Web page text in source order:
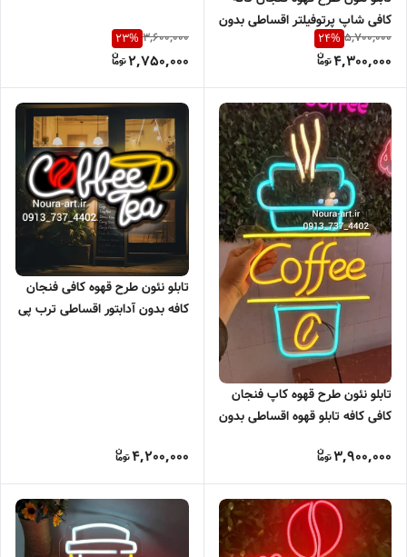
کافی شاپ پرتوفیلتر اقساطی بدون
آدابتور
5,700,000
24%
4,300,000
3,600,000
23%
2,750,000
تابلو نئون طرح قهوه کاپ فنجان
کافی کافه تابلو قهوه اقساطی بدون
3,900,000
تابلو نئون طرح قهوه کافی فنجان
کافه بدون آدابتور اقساطی ترب پی
4,200,000